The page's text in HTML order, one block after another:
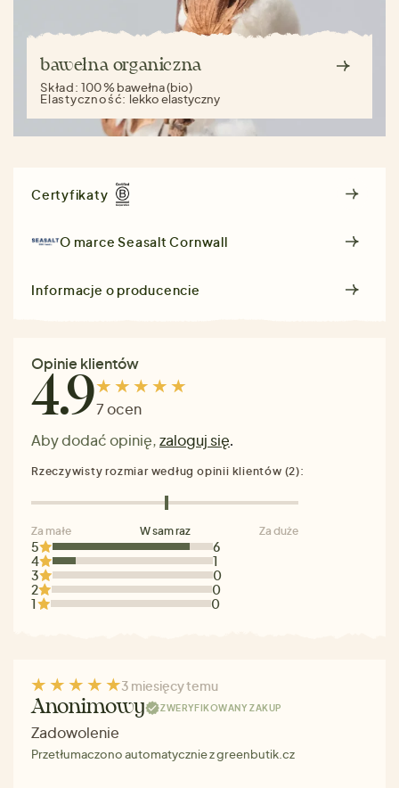
bawełna organiczna
Skład:100 % bawełna (bio)
Elastyczność: lekko elastyczny
Certyfikaty
O marceSeasalt Cornwall
Informacje o producencie
Opinie klientów
4.97 ocen
Aby dodać opinię,zaloguj się.
5
6
4
1
3
0
2
0
1
0
Rzeczywisty rozmiar według opinii klientów (2):
Za małe W sam raz Za duże
3 miesięcy temu
Anonimowy ZWERYFIKOWANY ZAKUP
Zadowolenie
Przetłumaczono automatycznie z greenbutik.cz